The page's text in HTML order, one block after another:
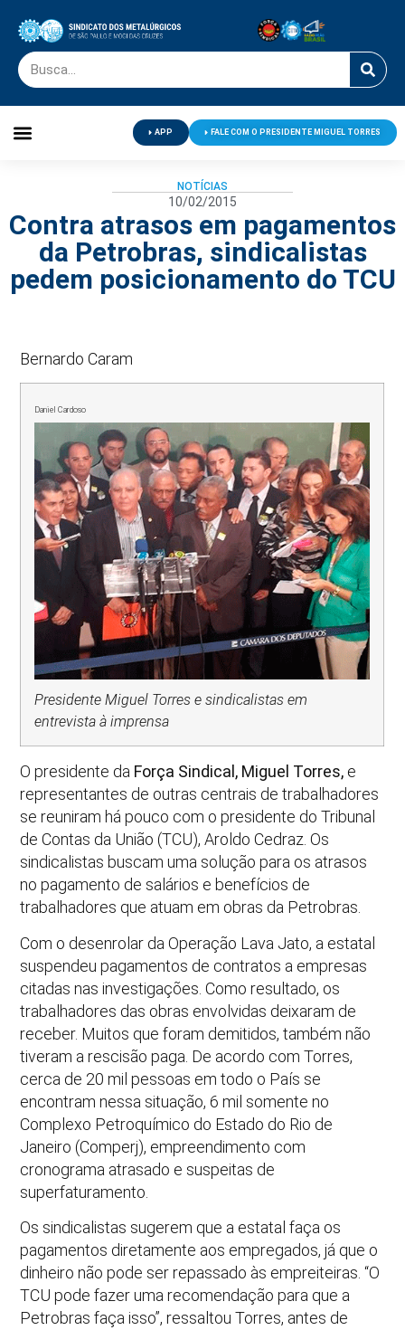
APP FALE COM O PRESIDENTE MIGUEL TORRES
NOTÍCIAS
10/02/2015
Contra atrasos em pagamentos
da Petrobras, sindicalistas
pedem posicionamento do TCU
Bernardo Caram
Daniel Cardoso
Presidente Miguel Torres e sindicalistas em
entrevista à imprensa
O presidente da Força Sindical, Miguel Torres, e
representantes de outras centrais de trabalhadores
se reuniram há pouco com o presidente do Tribunal
de Contas da União (TCU), Aroldo Cedraz. Os
sindicalistas buscam uma solução para os atrasos
no pagamento de salários e benefícios de
trabalhadores que atuam em obras da Petrobras.
Com o desenrolar da Operação Lava Jato, a estatal
suspendeu pagamentos de contratos a empresas
citadas nas investigações. Como resultado, os
trabalhadores das obras envolvidas deixaram de
receber. Muitos que foram demitidos, também não
tiveram a rescisão paga. De acordo com Torres,
cerca de 20 mil pessoas em todo o País se
encontram nessa situação, 6 mil somente no
Complexo Petroquímico do Estado do Rio de
Janeiro (Comperj), empreendimento com
cronograma atrasado e suspeitas de
superfaturamento.
Os sindicalistas sugerem que a estatal faça os
pagamentos diretamente aos empregados, já que o
dinheiro não pode ser repassado às empreiteiras. “O
TCU pode fazer uma recomendação para que a
Petrobras faça isso”, ressaltou Torres, antes de